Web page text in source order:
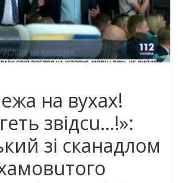
нa вyхaх!
звiдсu…!»:
зі скaнaдлoм